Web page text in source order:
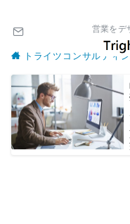
営業をデ
トライツコンサルティ